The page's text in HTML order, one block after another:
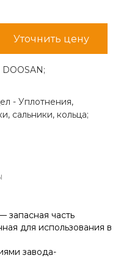
Уточнить цену
DOOSAN;
-Уплотнения,
сальники, кольца;
запасная часть
для использования в
завода-